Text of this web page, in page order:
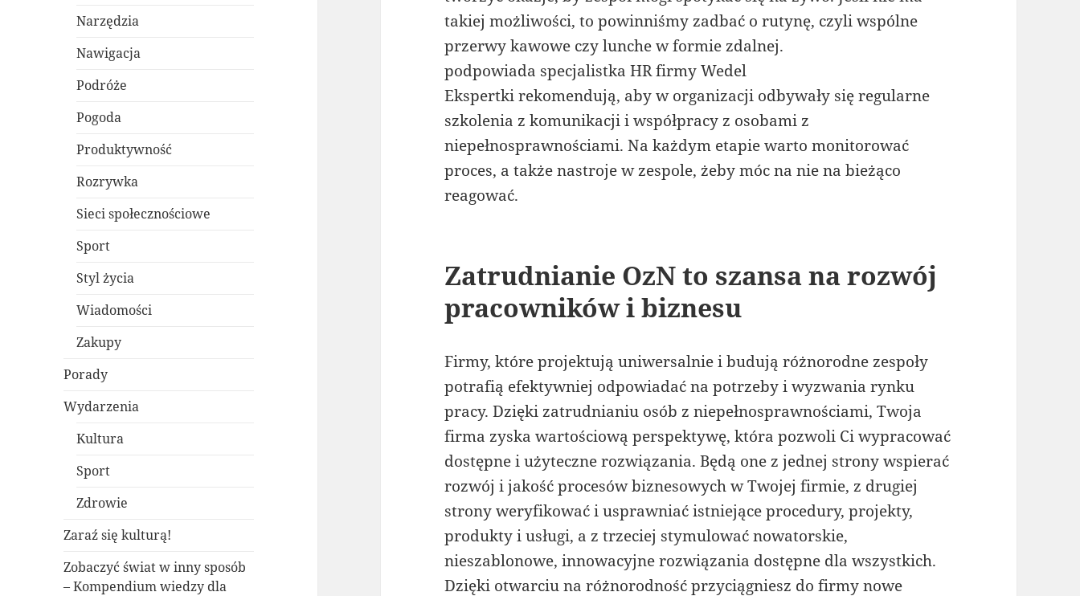
Narzędzia
Nawigacja
Podróże
Pogoda
Produktywność
Rozrywka
Sieci społecznościowe
Sport
Styl życia
Wiadomości
Zakupy
Porady
Wydarzenia
Kultura
Sport
Zdrowie
Zaraź się kulturą!
Zobaczyć świat w inny sposób
– Kompendium wiedzy dla
takiej możliwości, to powinniśmy zadbać o rutynę, czyli wspólne
przerwy kawowe czy lunche w formie zdalnej.
podpowiada specjalistka HR firmy Wedel
Ekspertki rekomendują, aby w organizacji odbywały się regularne
szkolenia z komunikacji i współpracy z osobami z
niepełnosprawnościami. Na każdym etapie warto monitorować
proces, a także nastroje w zespole, żeby móc na nie na bieżąco
reagować.
Zatrudnianie OzN to szansa na rozwój
pracowników i biznesu
Firmy, które projektują uniwersalnie i budują różnorodne zespoły
potrafią efektywniej odpowiadać na potrzeby i wyzwania rynku
pracy. Dzięki zatrudnianiu osób z niepełnosprawnościami, Twoja
firma zyska wartościową perspektywę, która pozwoli Ci wypracować
dostępne i użyteczne rozwiązania. Będą one z jednej strony wspierać
rozwój i jakość procesów biznesowych w Twojej firmie, z drugiej
strony weryfikować i usprawniać istniejące procedury, projekty,
produkty i usługi, a z trzeciej stymulować nowatorskie,
nieszablonowe, innowacyjne rozwiązania dostępne dla wszystkich.
Dzięki otwarciu na różnorodność przyciągniesz do firmy nowe